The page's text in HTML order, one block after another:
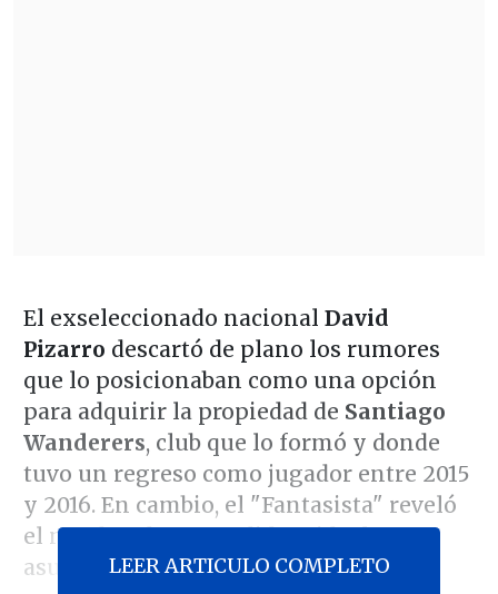
El exseleccionado nacional David
Pizarro descartó de plano los rumores
que lo posicionaban como una opción
para adquirir la propiedad de Santiago
Wanderers, club que lo formó y donde
tuvo un regreso como jugador entre 2015
y 2016. En cambio, el "Fantasista" reveló
el nombre de su candidato ideal para
asumir el control del equipo.
LEER ARTICULO COMPLETO